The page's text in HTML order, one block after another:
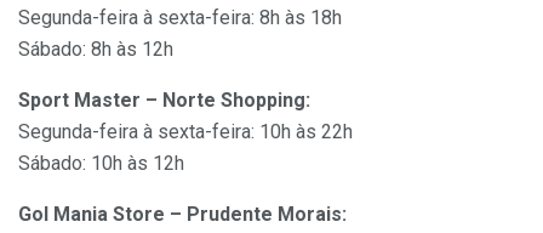
Segunda-feira à sexta-feira: 8h às 18h
Sábado: 8h às 12h
Sport Master – Norte Shopping:
Segunda-feira à sexta-feira: 10h às 22h
Sábado: 10h às 12h
Gol Mania Store – Prudente Morais: